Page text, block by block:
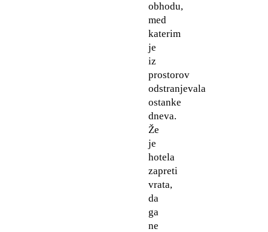
obhodu,
med
katerim
je
iz
prostorov
odstranjevala
ostanke
dneva.
Že
je
hotela
zapreti
vrata,
da
ga
ne